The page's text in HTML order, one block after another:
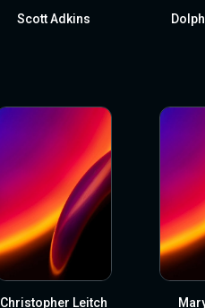
Scott Adkins
Christopher Leitch